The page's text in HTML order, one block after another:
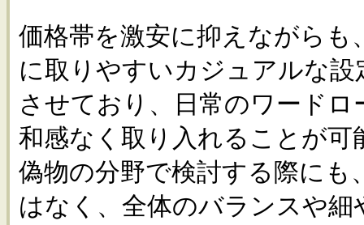
価格帯を激安に抑えながらも
に取りやすいカジュアルな設
させており、日常のワード
和感なく取り入れることが可
偽物の分野で検討する際にも
はなく、全体のバランスや細